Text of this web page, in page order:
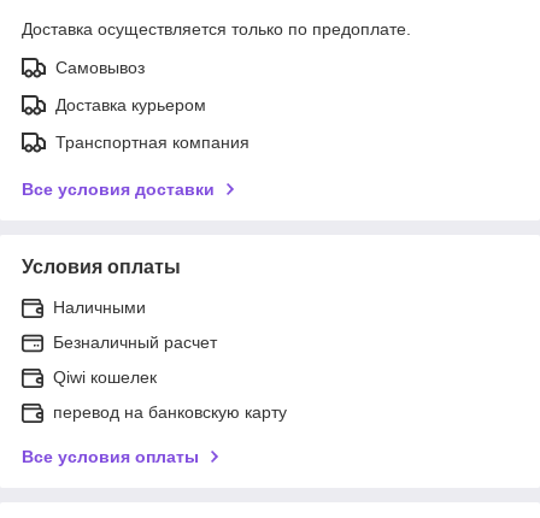
Доставка осуществляется только по предоплате.
Самовывоз
Доставка курьером
Транспортная компания
Все условия доставки
Условия оплаты
Наличными
Безналичный расчет
Qiwi кошелек
перевод на банковскую карту
Все условия оплаты